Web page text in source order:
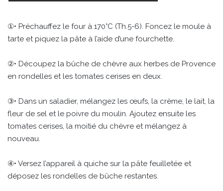
①• Préchauffez le four à 170°C (Th.5-6). Foncez le moule à
tarte et piquez la pâte à l’aide d’une fourchette.
②• Découpez la bûche de chèvre aux herbes de Provence
en rondelles et les tomates cerises en deux.
③• Dans un saladier, mélangez les œufs, la crème, le lait, la
fleur de sel et le poivre du moulin. Ajoutez ensuite les
tomates cerises, la moitié du chèvre et mélangez à
nouveau.
④• Versez l’appareil à quiche sur la pâte feuilletée et
déposez les rondelles de bûche restantes.